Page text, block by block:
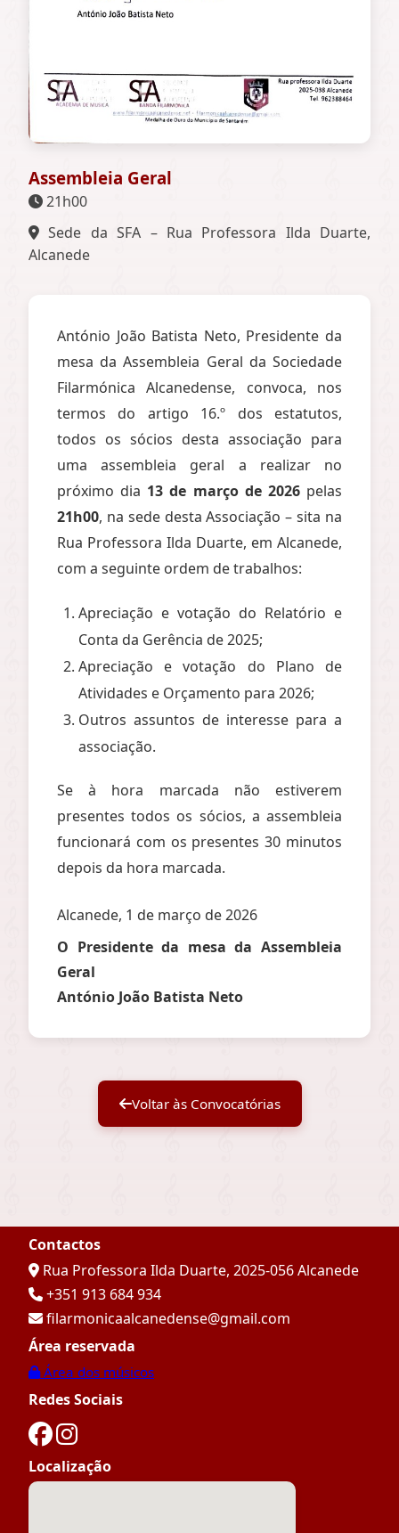
Assembleia Geral
21h00
Sede da SFA – Rua Professora Ilda Duarte,
Alcanede
António João Batista Neto, Presidente da
mesa da Assembleia Geral da Sociedade
Filarmónica Alcanedense, convoca, nos
termos do artigo 16.º dos estatutos,
todos os sócios desta associação para
uma assembleia geral a realizar no
próximo dia 13 de março de 2026pelas
21h00, na sede desta Associação – sita na
Rua Professora Ilda Duarte, em Alcanede,
com a seguinte ordem de trabalhos:
Apreciação e votação do Relatório e
Conta da Gerência de 2025;
Apreciação e votação do Plano de
Atividades e Orçamento para 2026;
Outros assuntos de interesse para a
associação.
Se à hora marcada não estiverem
presentes todos os sócios, a assembleia
funcionará com os presentes 30 minutos
depois da hora marcada.
Alcanede, 1 de março de 2026
O Presidente da mesa da Assembleia
Geral
António João Batista Neto
Voltar às Convocatórias
Contactos
Rua Professora Ilda Duarte, 2025-056 Alcanede
+351 913 684 934
filarmonicaalcanedense@gmail.com
Área reservada
Área dos músicos
Redes Sociais
Localização